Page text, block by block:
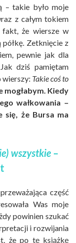
– takie było moje
z całym tokiem
fakt, że wiersze w
Zetknięcie z
pewnie jak dla
dziś pamiętam
wierszy: Takie coś to
mogłabym. Kiedy
wałkowania –
się, że Bursa ma
wszystkie–
część
Was moje
powinien szukać
i rozwijania
że po tę książkę